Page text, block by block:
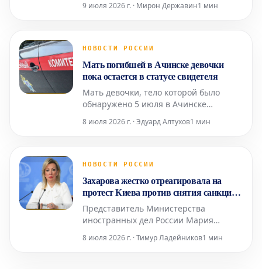
Франции, что может помешать
европейские федерации сохраняют
такого шага. Ранее, в 2023 году, УЕФА
уже
9 июля 2026 г. · Мирон Державин1 мин
НОВОСТИ РОССИИ
Мать погибшей в Ачинске девочки
пока остается в статусе свидетеля
Мать девочки, тело которой было
обнаружено 5 июля в Ачинске
исчезновения, на данный момент
вторник, 7 июля, подтвердили в
Следственного комитета России.
Представитель в
8 июля 2026 г. · Эдуард Алтухов1 мин
НОВОСТИ РОССИИ
Захарова жестко отреагировала на
протест Киева против снятия санкций
МОК с россиян
Представитель Министерства
иностранных дел России Мария
Захарова 8 июля высказала свое
мнение относительно недовольства
8 июля 2026 г. · Тимур Ладейников1 мин